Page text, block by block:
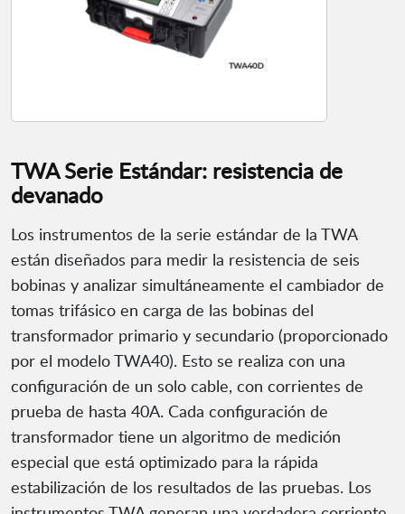
TWA Serie Estándar: resistencia de
devanado
Los instrumentos de la serie estándar de la TWA
están diseñados para medir la resistencia de seis
bobinas y analizar simultáneamente el cambiador de
tomas trifásico en carga de las bobinas del
transformador primario y secundario (proporcionado
por el modelo TWA40). Esto se realiza con una
configuración de un solo cable, con corrientes de
prueba de hasta 40A. Cada configuración de
transformador tiene un algoritmo de medición
especial que está optimizado para la rápida
estabilización de los resultados de las pruebas. Los